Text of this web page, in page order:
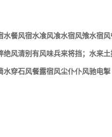
餐风宿水飡风飡水宿风飧水宿
风清别有风味兵来将挡；水来
穿石风餐露宿风尘仆仆风驰电掣